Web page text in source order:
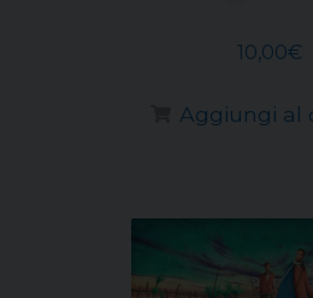
10,00€
Aggiungi al